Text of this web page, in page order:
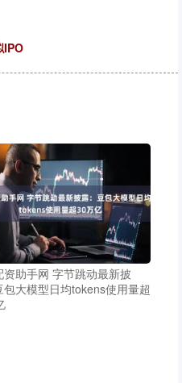
IPO
资助手网 字节跳动最新披
包大模型日均tokens使用量超